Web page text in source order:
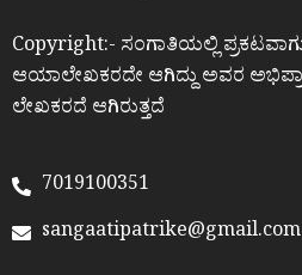
Copyright:- ಸಂಗಾತಿಯಲ್ಲಿ
ಆಯಾಲೇಖಕರದೇ ಆಗಿದ್ದು ಅವರ
ಲೇಖಕರದೆ ಆಗಿರುತ್ತದೆ
7019100351
sangaatipatrike@gmail.com